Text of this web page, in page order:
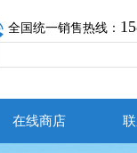
全国统一销售热线：
在线商店